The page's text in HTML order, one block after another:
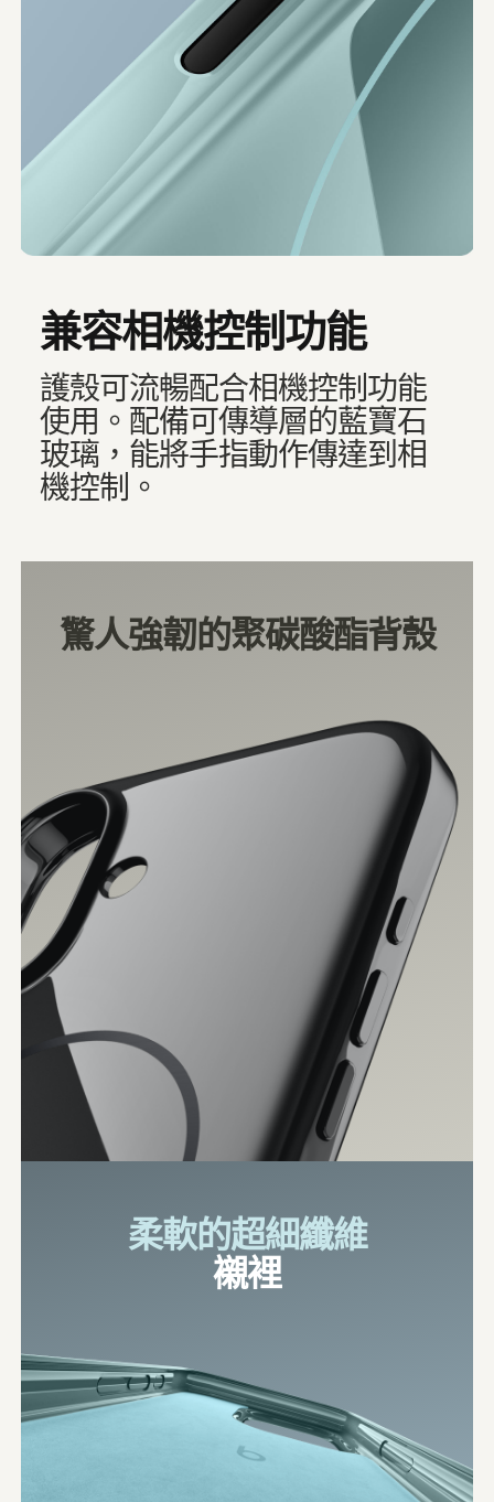
兼容相機控制功能
護殼可流暢配合相機控制功能
使用。配備可傳導層的藍寶石
玻璃，能將手指動作傳達到相
機控制。
驚人強韌的聚碳酸酯背殼
柔軟的超細纖維
襯裡